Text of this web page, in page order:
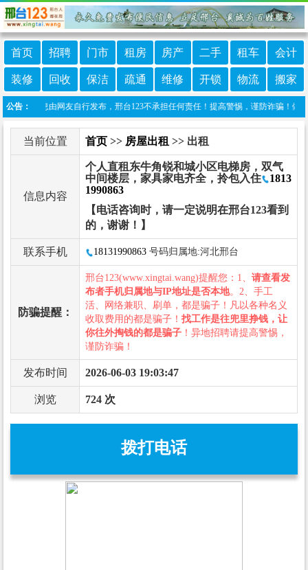
首页 招聘 门市 租房 房产 二手 租车 会计
装修 回收 保洁 疏通 维修 开锁 物流 搬家
公告：
栏目信息由网友自行发布，邢台123不承担任何责任！提高警惕，谨防诈骗！做推
当前位置 首页 >> 房屋出租 >> 出租
信息内容
个人直租东牛角锐和城小区电梯房，双气
中间楼层，家具家电齐全，拎包入住
1813
1990863
【电话咨询时，请一定说明在邢台123看到
的，谢谢！】
联系手机 18131990863 号码归属地:河北邢台
防骗提醒：
邢台123(www.xingtai.wang)提醒您：1、 请查看发
布者手机归属地与IP地址是否本地。2、手工
活、网络兼职、刷单，都是骗子！凡以各种名义
收取费用的都是骗子！ 找工作是往兜里挣钱，让
你往外掏钱的都是骗子 ！异地招聘请提高警惕，
谨防诈骗！
发布时间 2026-06-03 19:03:47
浏览 724 次
拨打电话